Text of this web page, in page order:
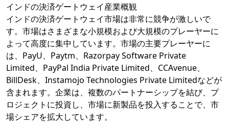
インドの決済ゲートウェイ産業概観
インドの決済ゲートウェイ市場は非常に競争が激しいで
す。市場はさまざまな小規模および大規模のプレーヤーに
よって高度に集中しています。市場の主要プレーヤーに
は、PayU、Paytm、Razorpay Software Private
Limited、PayPal India Private Limited、CCAvenue、
BillDesk、Instamojo Technologies Private Limitedなどが
含まれます。企業は、複数のパートナーシップを結び、プ
ロジェクトに投資し、市場に新製品を投入することで、市
場シェアを拡大しています。